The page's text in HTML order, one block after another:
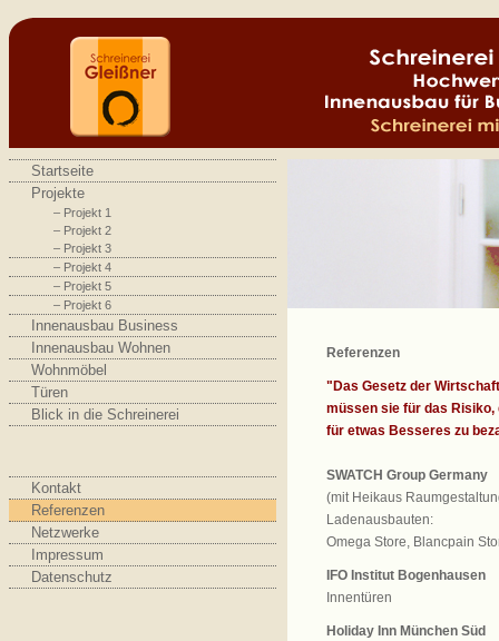
Startseite
Projekte
– Projekt 1
– Projekt 2
– Projekt 3
– Projekt 4
– Projekt 5
– Projekt 6
Innenausbau Business
Innenausbau Wohnen
Wohnmöbel
Türen
Blick in die Schreinerei
Kontakt
Referenzen
Netzwerke
Impressum
Datenschutz
Referenzen
"Das Gesetz der
müssen sie für das Risiko,
für etwas Besseres zu
SWATCH Group Germany
(mit Heikaus
Ladenausbauten:
Omega Store, Blancpain
IFO Institut Bogenhausen
Innentüren
Holiday Inn München Süd